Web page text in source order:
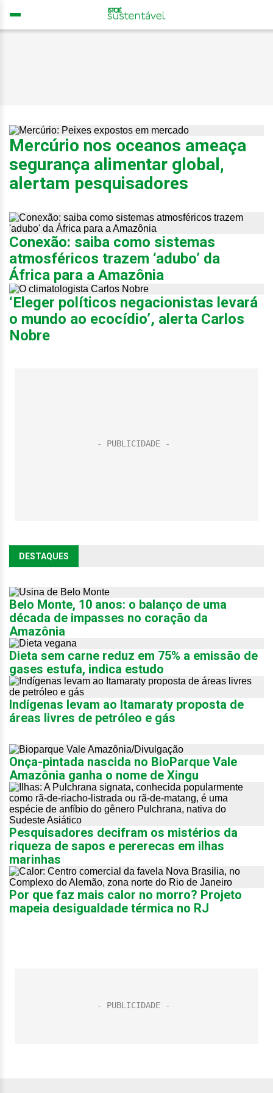
Mercúrio nos oceanos ameaça
segurança alimentar global,
alertam pesquisadores
Conexão: saiba como sistemas
atmosféricos trazem ‘adubo’ da
África para a Amazônia
‘Eleger políticos negacionistas levará
o mundo ao ecocídio’, alerta Carlos
Nobre
DESTAQUES
Belo Monte, 10 anos: o balanço de uma
década de impasses no coração da
Amazônia
Dieta sem carne reduz em 75% a emissão de
gases estufa, indica estudo
Indígenas levam ao Itamaraty proposta de
áreas livres de petróleo e gás
Onça-pintada nascida no BioParque Vale
Amazônia ganha o nome de Xingu
Pesquisadores decifram os mistérios da
riqueza de sapos e pererecas em ilhas
marinhas
Por que faz mais calor no morro? Projeto
mapeia desigualdade térmica no RJ